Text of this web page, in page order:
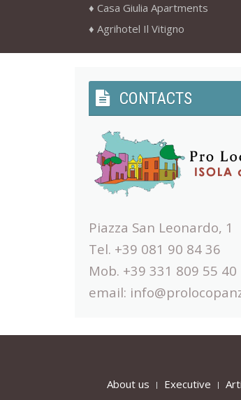
Casa Giulia Apartments
Agrihotel Il Vitigno
CONTACTS
Piazza San Leonardo, 1
Tel. +39 081 90 84 36
Mob. +39 331 809 55 40
email:
About us Executive